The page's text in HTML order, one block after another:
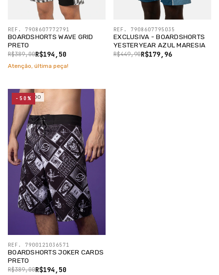
BOARDSHORTS WAVE GRID
PRETO
R$194,50
R$389,00
REF. 7908607772791
Atenção, última peça!
EXCLUSIVA - BOARDSHORTS
YESTERYEAR AZUL MARESIA
R$179,96
R$449,90
REF. 7908607795035
ESGOTADO
BOARDSHORTS JOKER CARDS
PRETO
R$194,50
R$389,00
REF. 7900121036571
-50%